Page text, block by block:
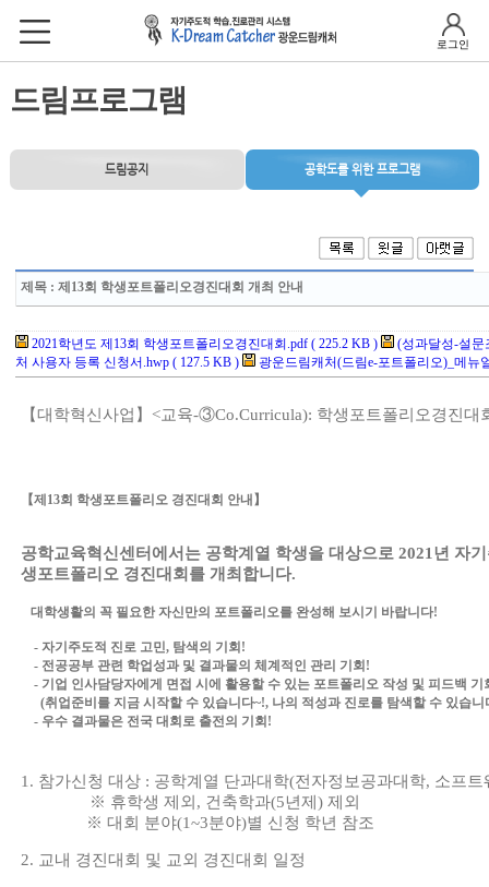
로그인
드림프로그램
드림공지 공학도를 위한 프로그램
제목: 제13회 학생포트폴리오경진대회 개최 안내
2021학년도 제13회 학생포트폴리오경진대회.pdf ( 225.2 KB )
(성과달성-설문
처 사용자 등록 신청서.hwp ( 127.5 KB )
광운드림캐처(드림e-포트폴리오)_메뉴
【대학혁신사업 】 <교육-③Co.Curricula): 학생포트폴리오경진대
【제 13회 학생포트폴리오 경진대회 안내 】
공학교육혁신센터에서는 공학계열 학생을 대상으로 2021 년 자
생포트폴리오 경진대회를 개최합니다.
대학생활의 꼭 필요한 자신만의 포트폴리오를 완성해 보시기 바랍니다!
- 자기주도적 진로 고민, 탐색의 기회 !
- 전공공부 관련 학업성과 및 결과물의 체계적인 관리 기회 !
- 기업 인사담당자에게 면접 시에 활용할 수 있는 포트폴리오 작성 및 피드백 기
(취업준비를 지금 시작할 수 있습니다~!, 나의 적성과 진로를 탐색할 수 있습니
- 우수 결과물은 전국 대회로 출전의 기회 !
1. 참가신청 대상 : 공학계열 단과대학(전자정보공과대학, 소프트
※ 휴학생 제외 , 건축학과(5년제 ) 제외
※ 대회 분야(1~3분야)별 신청 학년 참조
2. 교내 경진대회 및 교외 경진대회 일정